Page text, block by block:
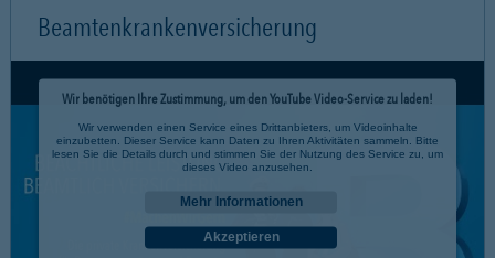
Beamtenkrankenversicherung
Wir benötigen Ihre Zustimmung, um den YouTube Video-Service zu laden!
Wir verwenden einen Service eines Drittanbieters, um Videoinhalte
einzubetten. Dieser Service kann Daten zu Ihren Aktivitäten sammeln. Bitte
lesen Sie die Details durch und stimmen Sie der Nutzung des Service zu, um
dieses Video anzusehen.
Mehr Informationen
Akzeptieren